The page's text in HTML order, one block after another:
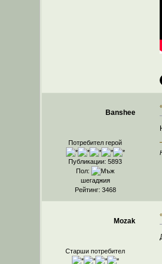
Banshee
Потребител герой
Публикации: 5893
Пол:
шегаджия
Рейтинг: 3468
Mozak
Старши потребител